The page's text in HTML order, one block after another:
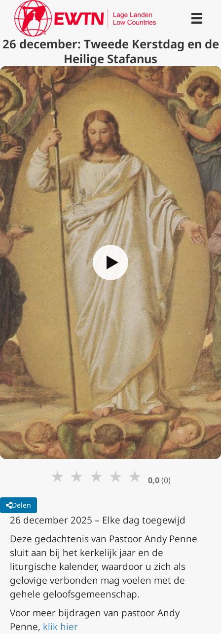
26 december: Tweede Kerstdag en de
Heilige Stafanus
★ ★ ★ ★ ★ 0,0(0)
Delen
26 december 2025 – Elke dag toegewijd
Deze gedachtenis van Pastoor Andy Penne
sluit aan bij het kerkelijk jaar en de
liturgische kalender, waardoor u zich als
gelovige verbonden mag voelen met de
gehele geloofsgemeenschap.
Voor meer bijdragen van pastoor Andy
Penne, klik hier